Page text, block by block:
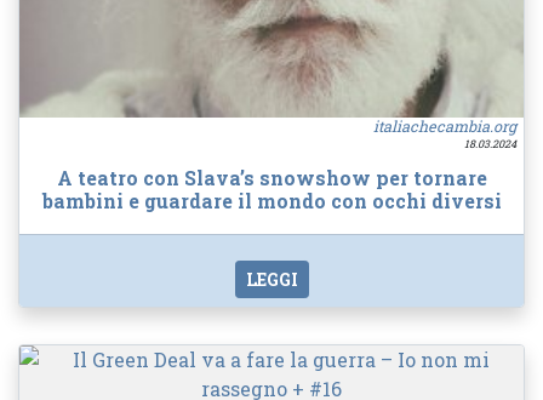
italiachecambia.org
18.03.2024
A teatro con Slava’s snowshow per tornare
bambini e guardare il mondo con occhi diversi
LEGGI